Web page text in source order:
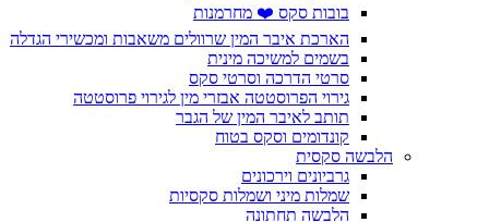
בובות סקס ❤️ מחרמנות
הארכת איבר המין שרוולים משאבות ומכשירי הגדלה
בשמים למשיכה מינית
סרטי הדרכה וסרטי סקס
גירוי הפרוסטטה אבזרי מין לגירוי פרוסטטה
תותב לאיבר המין של הגבר
קונדומים וסקס בטוח
הלבשה סקסית
גרביונים וירכונים
שמלות מיני ושמלות סקסיות
הלבשה תחתונה